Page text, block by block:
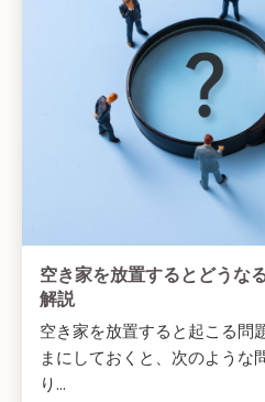
空き家を放置するとどうな
解説
空き家を放置すると起こる問
まにしておくと、次のような
り...